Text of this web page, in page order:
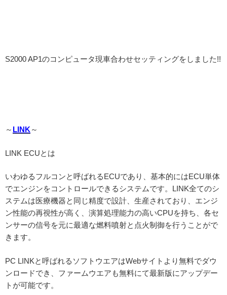
S2000 AP1のコンピュータ現車合わせセッティングをしました!!
～ LINK ～
LINK ECUとは
いわゆるフルコンと呼ばれるECUであり、基本的にはECU単体
でエンジンをコントロールできるシステムです。LINK全てのシ
ステムは医療機器と同じ精度で設計、生産されており、エンジ
ン性能の再視性が高く、演算処理能力の高いCPUを持ち、各セ
ンサーの信号を元に最適な燃料噴射と点火制御を行うことがで
きます。
PC LINKと呼ばれるソフトウエアはWebサイトより無料でダウ
ンロードでき、ファームウエアも無料にて最新版にアップデー
トが可能です。